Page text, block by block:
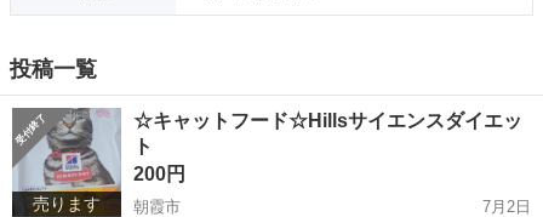
投稿一覧
売ります
☆キャットフード☆Hillsサイエンスダイエッ
ト
200円
朝霞市
7月2日